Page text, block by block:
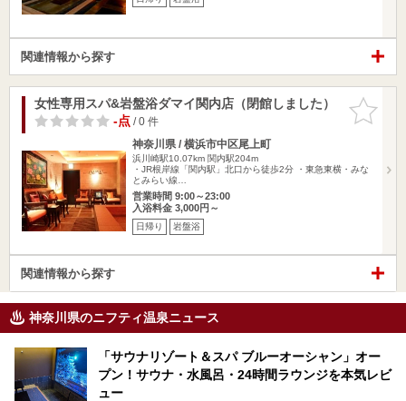
関連情報から探す
お気に入
りに追加
女性専用スパ&岩盤浴ダマイ関内店（閉館しました）
-点/ 0 件
神奈川県 / 横浜市中区尾上町
浜川崎駅10.07km 関内駅204m
・JR根岸線「関内駅」北口から徒歩2分 ・東急東横・みな
とみらい線…
営業時間 9:00～23:00
入浴料金 3,000円～
日帰り 岩盤浴
関連情報から探す
神奈川県のニフティ温泉ニュース
「サウナリゾート＆スパ ブルーオーシャン」オー
プン！サウナ・水風呂・24時間ラウンジを本気レビ
ュー